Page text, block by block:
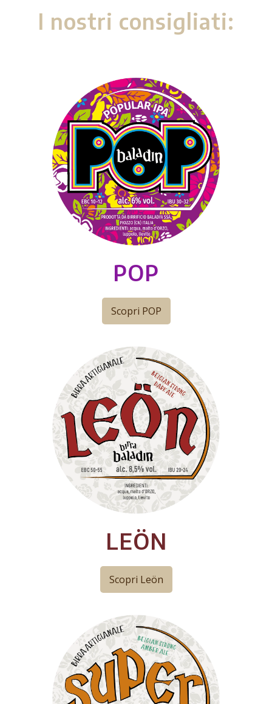
I nostri consigliati:
POP
Scopri POP
LEÖN
Scopri Leön